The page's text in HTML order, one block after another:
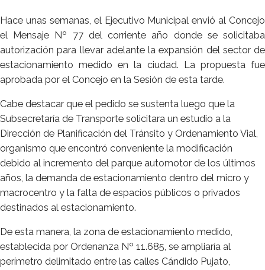
Hace unas semanas, el Ejecutivo Municipal envió al Concejo
el Mensaje Nº 77 del corriente año donde se solicitaba
autorización para llevar adelante la expansión del sector de
estacionamiento medido en la ciudad. La propuesta fue
aprobada por el Concejo en la Sesión de esta tarde.
Cabe destacar que el pedido se sustenta luego que la
Subsecretaría de Transporte solicitara un estudio a la
Dirección de Planificación del Tránsito y Ordenamiento Vial,
organismo que encontró conveniente la modificación
debido al incremento del parque automotor de los últimos
años, la demanda de estacionamiento dentro del micro y
macrocentro y la falta de espacios públicos o privados
destinados al estacionamiento.
De esta manera, la zona de estacionamiento medido,
establecida por Ordenanza Nº 11.685, se ampliaría al
perímetro delimitado entre las calles Cándido Pujato,